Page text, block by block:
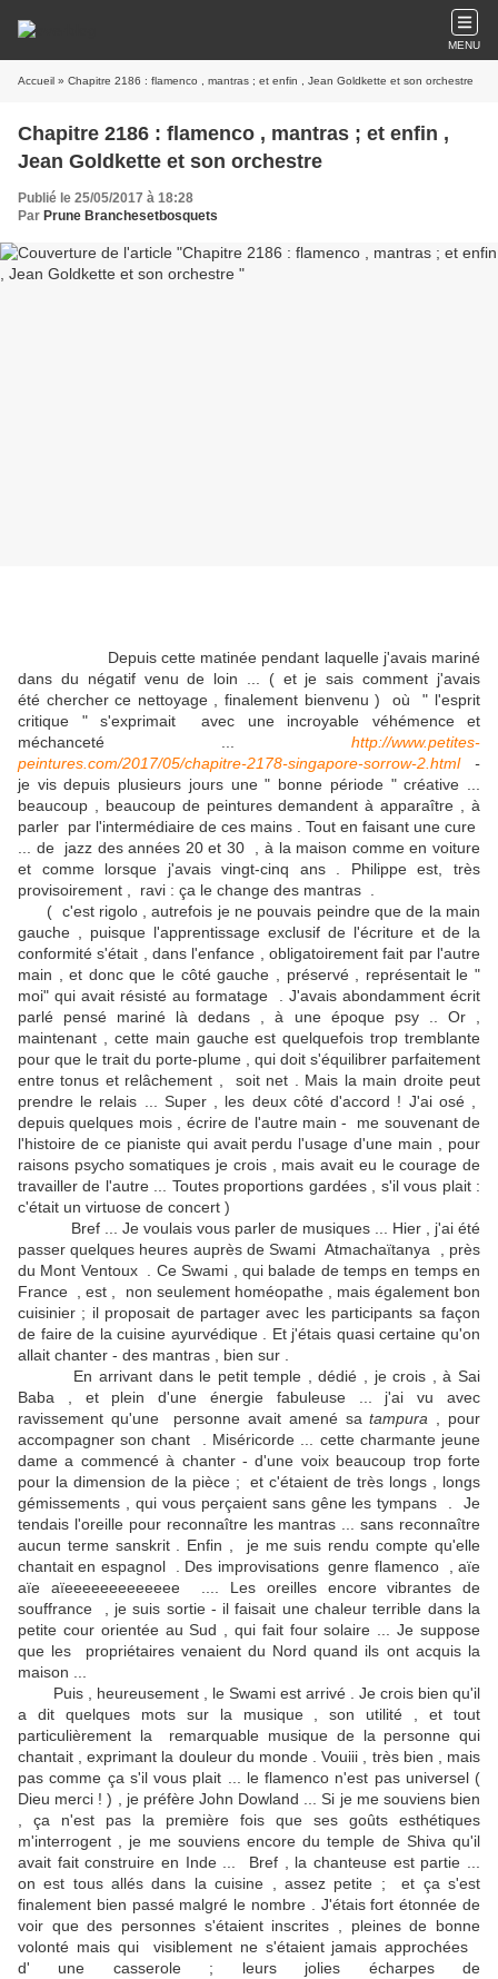
MENU
Accueil » Chapitre 2186 : flamenco , mantras ; et enfin , Jean Goldkette et son orchestre
Chapitre 2186 : flamenco , mantras ; et enfin ,
Jean Goldkette et son orchestre
Publié le 25/05/2017 à 18:28
Par Prune Branchesetbosquets
Depuis cette matinée pendant laquelle j'avais mariné
dans du négatif venu de loin ... ( et je sais comment j'avais
été chercher ce nettoyage , finalement bienvenu ) où " l'esprit
critique " s'exprimait avec une incroyable véhémence et
méchanceté ... http://www.petites-
peintures.com/2017/05/chapitre-2178-singapore-sorrow-2.html-
je vis depuis plusieurs jours une " bonne période " créative ...
beaucoup , beaucoup de peintures demandent à apparaître , à
parler par l'intermédiaire de ces mains . Tout en faisant une cure
... de jazz des années 20 et 30 , à la maison comme en voiture
et comme lorsque j'avais vingt-cinq ans . Philippe est, très
provisoirement , ravi : ça le change des mantras .
( c'est rigolo , autrefois je ne pouvais peindre que de la main
gauche , puisque l'apprentissage exclusif de l'écriture et de la
conformité s'était , dans l'enfance , obligatoirement fait par l'autre
main , et donc que le côté gauche , préservé , représentait le "
moi" qui avait résisté au formatage . J'avais abondamment écrit
parlé pensé mariné là dedans , à une époque psy .. Or ,
maintenant , cette main gauche est quelquefois trop tremblante
pour que le trait du porte-plume , qui doit s'équilibrer parfaitement
entre tonus et relâchement , soit net . Mais la main droite peut
prendre le relais ... Super , les deux côté d'accord ! J'ai osé ,
depuis quelques mois , écrire de l'autre main - me souvenant de
l'histoire de ce pianiste qui avait perdu l'usage d'une main , pour
raisons psycho somatiques je crois , mais avait eu le courage de
travailler de l'autre ... Toutes proportions gardées , s'il vous plait :
c'était un virtuose de concert )
Bref ... Je voulais vous parler de musiques ... Hier , j'ai été
passer quelques heures auprès de Swami Atmachaïtanya , près
du Mont Ventoux . Ce Swami , qui balade de temps en temps en
France , est , non seulement homéopathe , mais également bon
cuisinier ; il proposait de partager avec les participants sa façon
de faire de la cuisine ayurvédique . Et j'étais quasi certaine qu'on
allait chanter - des mantras , bien sur .
En arrivant dans le petit temple , dédié , je crois , à Sai
Baba , et plein d'une énergie fabuleuse ... j'ai vu avec
ravissement qu'une personne avait amené satampura
, pour
accompagner son chant . Miséricorde ... cette charmante jeune
dame a commencé à chanter - d'une voix beaucoup trop forte
pour la dimension de la pièce ; et c'étaient de très longs , longs
gémissements , qui vous perçaient sans gêne les tympans . Je
tendais l'oreille pour reconnaître les mantras ... sans reconnaître
aucun terme sanskrit . Enfin , je me suis rendu compte qu'elle
chantait en espagnol . Des improvisations genre flamenco , aïe
aïe aïeeeeeeeeeeeee .... Les oreilles encore vibrantes de
souffrance , je suis sortie - il faisait une chaleur terrible dans la
petite cour orientée au Sud , qui fait four solaire ... Je suppose
que les propriétaires venaient du Nord quand ils ont acquis la
maison ...
Puis , heureusement , le Swami est arrivé . Je crois bien qu'il
a dit quelques mots sur la musique , son utilité , et tout
particulièrement la remarquable musique de la personne qui
chantait , exprimant la douleur du monde . Vouiii , très bien , mais
pas comme ça s'il vous plait ... le flamenco n'est pas universel (
Dieu merci ! ) , je préfère John Dowland ... Si je me souviens bien
, ça n'est pas la première fois que ses goûts esthétiques
m'interrogent , je me souviens encore du temple de Shiva qu'il
avait fait construire en Inde ... Bref , la chanteuse est partie ...
on est tous allés dans la cuisine , assez petite ;
et ça s'est
finalement bien passé malgré le nombre . J'étais fort étonnée de
voir que des personnes s'étaient inscrites , pleines de bonne
volonté mais qui visiblement ne s'étaient jamais approchées
d' une casserole ; leurs jolies écharpes de